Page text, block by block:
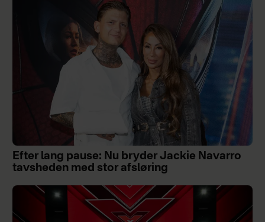
Efter lang pause: Nu bryder Jackie Navarro
tavsheden med stor afsløring